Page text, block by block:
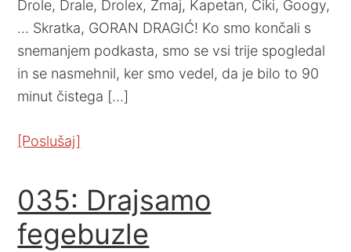
Drole, Drale, Drolex, Zmaj, Kapetan, Ciki, Googy,
… Skratka, GORAN DRAGIĆ! Ko smo končali s
snemanjem podkasta, smo se vsi trije spogledal
in se nasmehnil, ker smo vedel, da je bilo to 90
minut čistega […]
[Poslušaj]
035: Drajsamo
fegebuzle